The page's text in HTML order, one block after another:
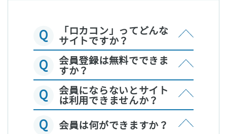
Q
「ロカコン」ってどんな
サイトですか？
Q
会員登録は無料でできま
すか？
Q
会員にならないとサイト
は利用できませんか？
Q 会員は何ができますか？